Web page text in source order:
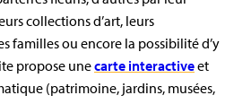
collections d’art, leurs
familles ou encore la possibilité d’y
propose unecarte interactiveet
(patrimoine, jardins, musées,